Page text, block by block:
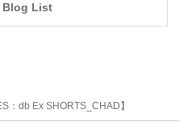
Blog List
：db Ex SHORTS_CHAD】